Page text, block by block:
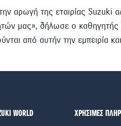
αρωγή της εταιρίας Suzuki
μας», δήλωσε ο καθηγητής
από αυτήν την εμπειρία και
WORLD ΧΡΗΣΙΜΕΣ